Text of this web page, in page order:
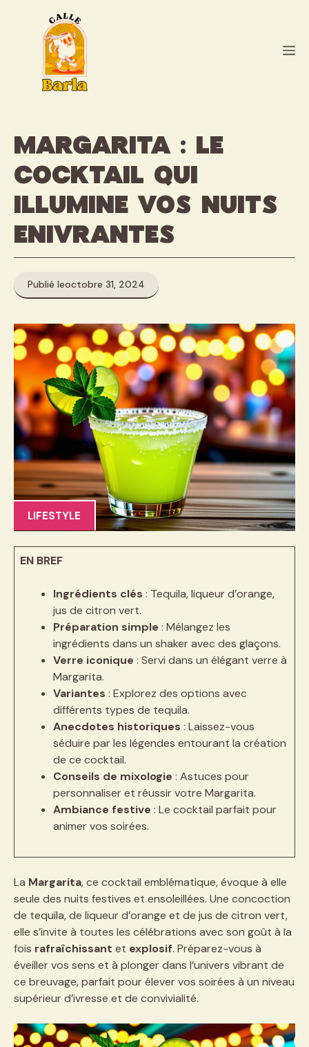
Margarita : le
cocktail qui
illumine vos nuits
enivrantes
Publié leoctobre 31, 2024
LIFESTYLE
EN BREF
Ingrédients clés : Tequila, liqueur d’orange,
jus de citron vert.
Préparation simple : Mélangez les
ingrédients dans un shaker avec des glaçons.
Verre iconique : Servi dans un élégant verre à
Margarita.
Variantes : Explorez des options avec
différents types de tequila.
Anecdotes historiques : Laissez-vous
séduire par les légendes entourant la création
de ce cocktail.
Conseils de mixologie : Astuces pour
personnaliser et réussir votre Margarita.
Ambiance festive : Le cocktail parfait pour
animer vos soirées.
La Margarita, ce cocktail emblématique, évoque à elle
seule des nuits festives et ensoleillées. Une concoction
de tequila, de liqueur d’orange et de jus de citron vert,
elle s’invite à toutes les célébrations avec son goût à la
fois rafraîchissant et explosif. Préparez-vous à
éveiller vos sens et à plonger dans l’univers vibrant de
ce breuvage, parfait pour élever vos soirées à un niveau
supérieur d’ivresse et de convivialité.